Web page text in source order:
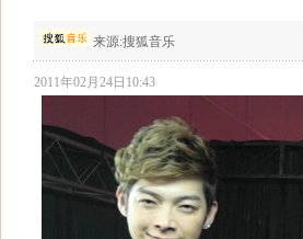
来源:搜狐音乐
2011年02月24日10:43